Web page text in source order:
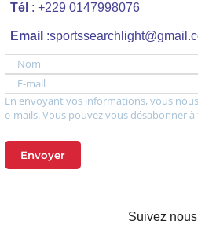
Tél : +229 0147998076
Email
Nom
E-mail
En envoyant vos informations, vous
e-mails. Vous pouvez vous désabonner
Envoyer
Suivez